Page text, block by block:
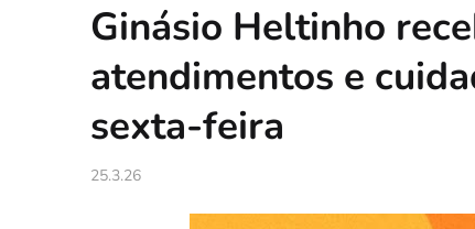
Ginásio Heltinho
atendimentos e
sexta-feira
25.3.26